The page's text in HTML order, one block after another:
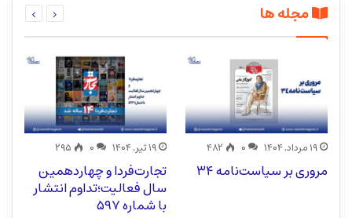
مجله ها
۱۹ مرداد, ۱۴۰۴ ۰ ۴۸۲
مروری بر سیاست‌نامه ۳۴
۱۹ تیر, ۱۴۰۴ ۰ ۲۹۵
تجارت‌فردا و چهاردهمین
سال فعالیت؛تداوم انتشار
با شماره ۵۹۷